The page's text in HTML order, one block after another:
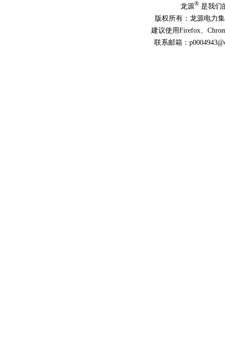
龙源®是我们
版权所有：龙源电力
建议使用Firefox、
联系邮箱：